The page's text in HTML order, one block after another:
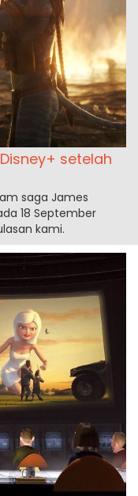
setelah
saga James
18 September
kami.